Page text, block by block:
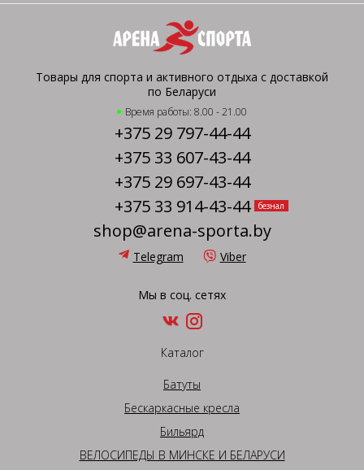
Товары для спорта и активного отдыха с доставкой
по Беларуси
Время работы: 8.00 - 21.00
+375 29 797-44-44
+375 33 607-43-44
+375 29 697-43-44
+375 33 914-43-44
безнал
shop@arena-sporta.by
Telegram Viber
Мы в соц. сетях
Каталог
Батуты
Бескаркасные кресла
Бильярд
ВЕЛОСИПЕДЫ В МИНСКЕ И БЕЛАРУСИ